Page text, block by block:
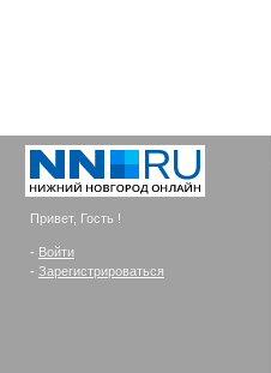
Привет, Гость !
- Войти
- Зарегистрироваться